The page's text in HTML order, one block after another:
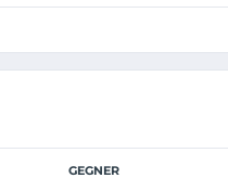
GEGNER